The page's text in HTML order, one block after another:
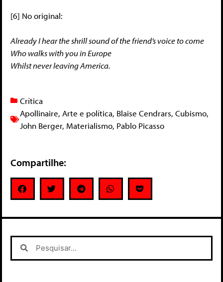
[6] No original:
Already I hear the shrill sound of the friend’s voice to come
Who walks with you in Europe
Whilst never leaving America.
Crítica
Apollinaire, Arte e política, Blaise Cendrars, Cubismo,
John Berger, Materialismo, Pablo Picasso
Compartilhe: